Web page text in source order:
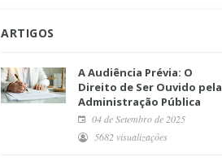
ARTIGOS
A Audiência Prévia: O
Direito de Ser Ouvido pela
Administração Pública
04 de Setembro de 2025
5682 visualizações